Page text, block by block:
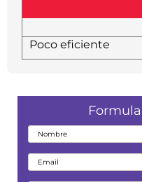
Poco eficiente